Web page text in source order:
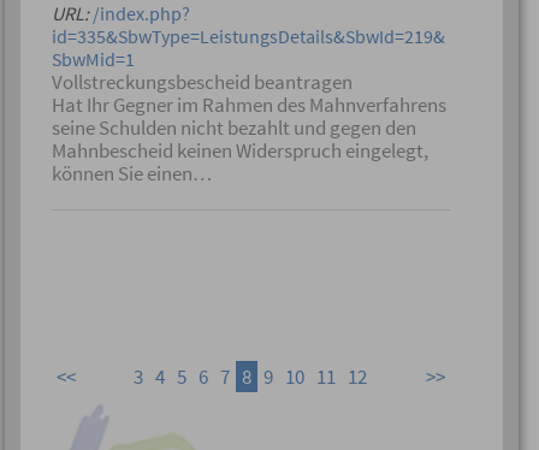
URL: /index.php?
id=335&SbwType=LeistungsDetails&SbwId=219&
SbwMid=1
Vollstreckungsbescheid beantragen
Hat Ihr Gegner im Rahmen des Mahnverfahrens
seine Schulden nicht bezahlt und gegen den
Mahnbescheid keinen Widerspruch eingelegt,
können Sie einen…
3 4 5 6 7 8 9 10 11 12